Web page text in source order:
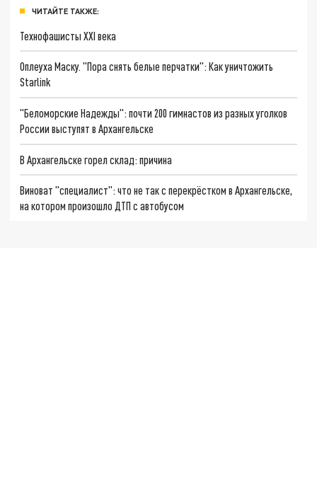
ЧИТАЙТЕ ТАКЖЕ:
Технофашисты XXI века
Оплеуха Маску. "Пора снять белые перчатки": Как уничтожить
Starlink
"Беломорские Надежды": почти 200 гимнастов из разных уголков
России выступят в Архангельске
В Архангельске горел склад: причина
Виноват "специалист": что не так с перекрёстком в Архангельске,
на котором произошло ДТП с автобусом